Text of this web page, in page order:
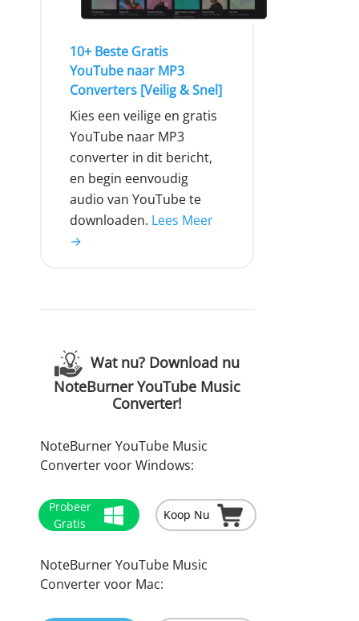
10+ Beste Gratis
YouTube naar MP3
Converters [Veilig & Snel]
Kies een veilige en gratis
YouTube naar MP3
converter in dit bericht,
en begin eenvoudig
audio van YouTube te
downloaden. Lees Meer
→
Wat nu? Download nu
NoteBurner YouTube Music
Converter!
NoteBurner YouTube Music
Converter voor Windows:
Probeer
Gratis
Koop Nu
NoteBurner YouTube Music
Converter voor Mac: